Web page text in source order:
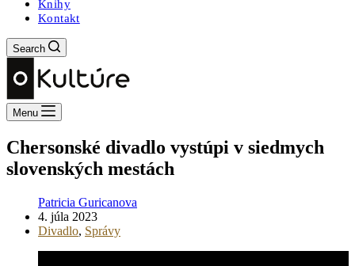
Knihy
Kontakt
Search
Menu
Chersonské divadlo vystúpi v siedmych
slovenských mestách
Patricia Guricanova
4. júla 2023
Divadlo, Správy